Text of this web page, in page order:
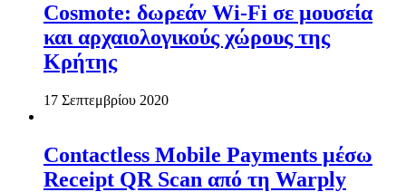
Cosmote: δωρεάν Wi-Fi σε μουσεία
και αρχαιολογικούς χώρους της
Κρήτης
17 Σεπτεμβρίου 2020
Contactless Mobile Payments μέσω
Receipt QR Scan από τη Warply